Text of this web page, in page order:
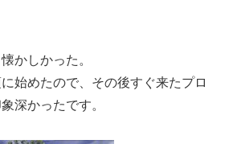
かしかった。
始めたので、その後すぐ来たプロ
深かったです。